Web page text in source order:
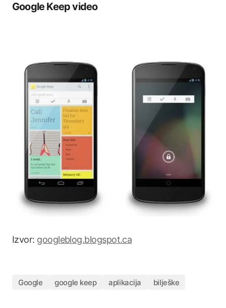
Google Keep video
Izvor: googleblog.blogspot.ca
Google google keep aplikacija bilješke